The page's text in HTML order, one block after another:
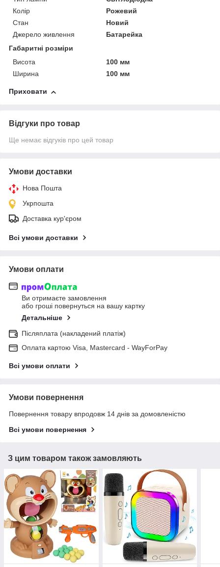
Колір
Рожевий
Стан
Новий
Джерело живлення
Батарейка
Габаритні розміри
Висота
100 мм
Ширина
100 мм
Приховати
Відгуки про товар
Ще немає відгуків про цей товар
Умови доставки
Нова Пошта
Укрпошта
Доставка кур'єром
Всі умови доставки
Умови оплати
Ви отримаєте замовлення
або гроші повернуться на вашу картку
Детальніше
Післяплата (накладений платіж)
Оплата картою Visa, Mastercard - WayForPay
Всі умови оплати
Умови повернення
Повернення товару впродовж 14 днів за домовленістю
Всі умови повернення
З цим товаром також замовляють